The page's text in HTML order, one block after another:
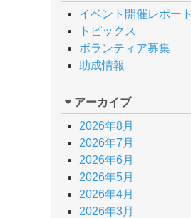
イベント開催レポート
トピックス
ボランティア募集
助成情報
アーカイブ
2026年8月
2026年7月
2026年6月
2026年5月
2026年4月
2026年3月